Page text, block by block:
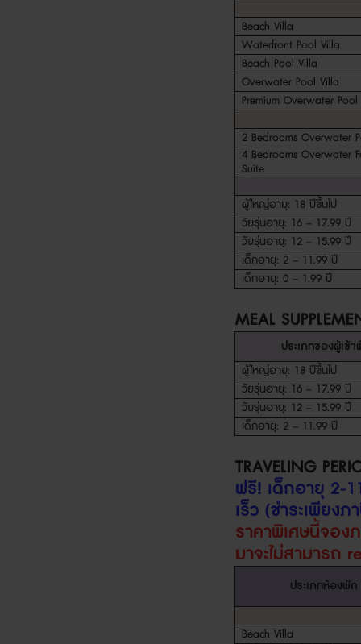
Beach Villa
Waterfront Pool Villa
Beach Pool Villa
Overwater Pool Villa
Premium Overwater
2 Bedrooms Overwater
4 Bedrooms Overwater
Suite
ผู้ใหญ่อายุ: 18 ปีขึ้นไป
วัยรุ่นอายุ: 16 – 17.99 ปี
วัยรุ่นอายุ: 12 – 15.99 ปี
เด็กอายุ: 2 – 11.99 ปี
เด็กอายุ: 0 – 1.99 ปี
MEAL
ประเภทของผู้เข้
ผู้ใหญ่อายุ: 18 ปีขึ้นไป
วัยรุ่นอายุ: 16 – 17.99 ปี
วัยรุ่นอายุ: 12 – 15.99 ปี
เด็กอายุ: 2 – 11.99 ปี
TRAVELING
ฟรี! เด็กอายุ 2-
เร็ว (ชำระเพียง
ราคาพิเศษนี้จอง
มาจะไม่สามารถ
ประเภทห้องพัก
Beach Villa